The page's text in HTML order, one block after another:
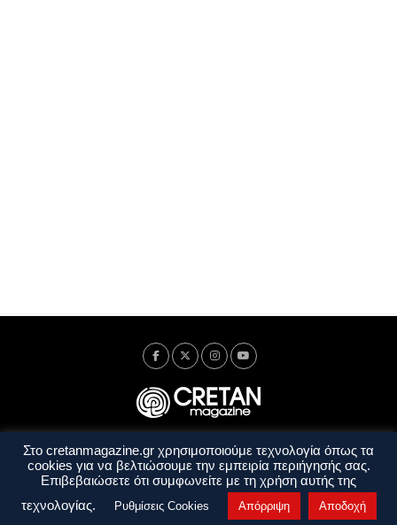
Ταυτότητα Πολιτική Απορρήτου
Όροι Χρήσης
Όροι και Προϋποθέσεις
Στο cretanmagazine.gr χρησιμοποιούμε τεχνολογία όπως τα
cookies για να βελτιώσουμε την εμπειρία περιήγησής σας.
Επιβεβαιώσετε ότι συμφωνείτε με τη χρήση αυτής της
τεχνολογίας.
Ρυθμίσεις Cookies Απόρριψη Αποδοχή